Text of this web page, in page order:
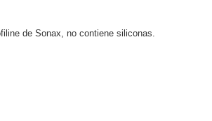
de Sonax, no contiene siliconas.